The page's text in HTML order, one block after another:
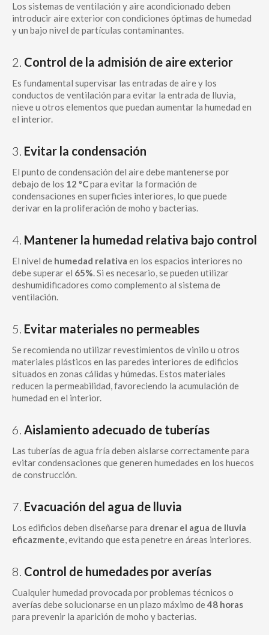
Los sistemas de ventilación y aire acondicionado deben
introducir aire exterior con condiciones óptimas de humedad
y un bajo nivel de partículas contaminantes.
2. Control de la admisión de aire exterior
Es fundamental supervisar las entradas de aire y los
conductos de ventilación para evitar la entrada de lluvia,
nieve u otros elementos que puedan aumentar la humedad en
el interior.
3. Evitar la condensación
El punto de condensación del aire debe mantenerse por
debajo de los 12 ºCpara evitar la formación de
condensaciones en superficies interiores, lo que puede
derivar en la proliferación de moho y bacterias.
4. Mantener la humedad relativa bajo control
El nivel de humedad relativa en los espacios interiores no
debe superar el 65%. Si es necesario, se pueden utilizar
deshumidificadores como complemento al sistema de
ventilación.
5. Evitar materiales no permeables
Se recomienda no utilizar revestimientos de vinilo u otros
materiales plásticos en las paredes interiores de edificios
situados en zonas cálidas y húmedas. Estos materiales
reducen la permeabilidad, favoreciendo la acumulación de
humedad en el interior.
6. Aislamiento adecuado de tuberías
Las tuberías de agua fría deben aislarse correctamente para
evitar condensaciones que generen humedades en los huecos
de construcción.
7. Evacuación del agua de lluvia
Los edificios deben diseñarse para drenar el agua de lluvia
eficazmente, evitando que esta penetre en áreas interiores.
8. Control de humedades por averías
Cualquier humedad provocada por problemas técnicos o
averías debe solucionarse en un plazo máximo de48 horas
para prevenir la aparición de moho y bacterias.